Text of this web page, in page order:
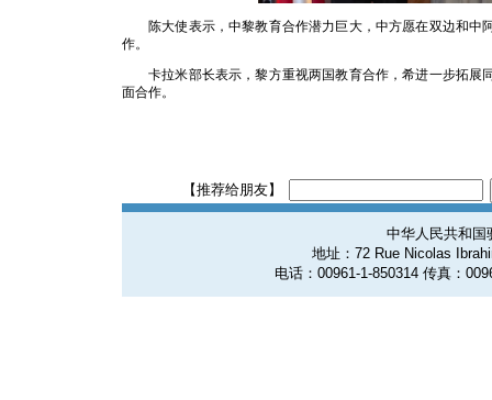
陈大使表示，中黎教育合作潜力巨大，中方愿在双边和中
作。
卡拉米部长表示，黎方重视两国教育合作，希进一步拓展
面合作。
【推荐给朋友】
中华人民共和国
地址：72 Rue Nicolas
电话：00961-1-850314 传真：